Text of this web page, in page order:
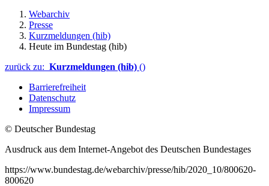
Webarchiv
Presse
Kurzmeldungen (hib)
Heute im Bundestag (hib)
zurück zu: Kurzmeldungen (hib) ()
Barrierefreiheit
Datenschutz
Impressum
© Deutscher Bundestag
Ausdruck aus dem Internet-Angebot des Deutschen Bundestages
https://www.bundestag.de/webarchiv/presse/hib/2020_10/800620-
800620